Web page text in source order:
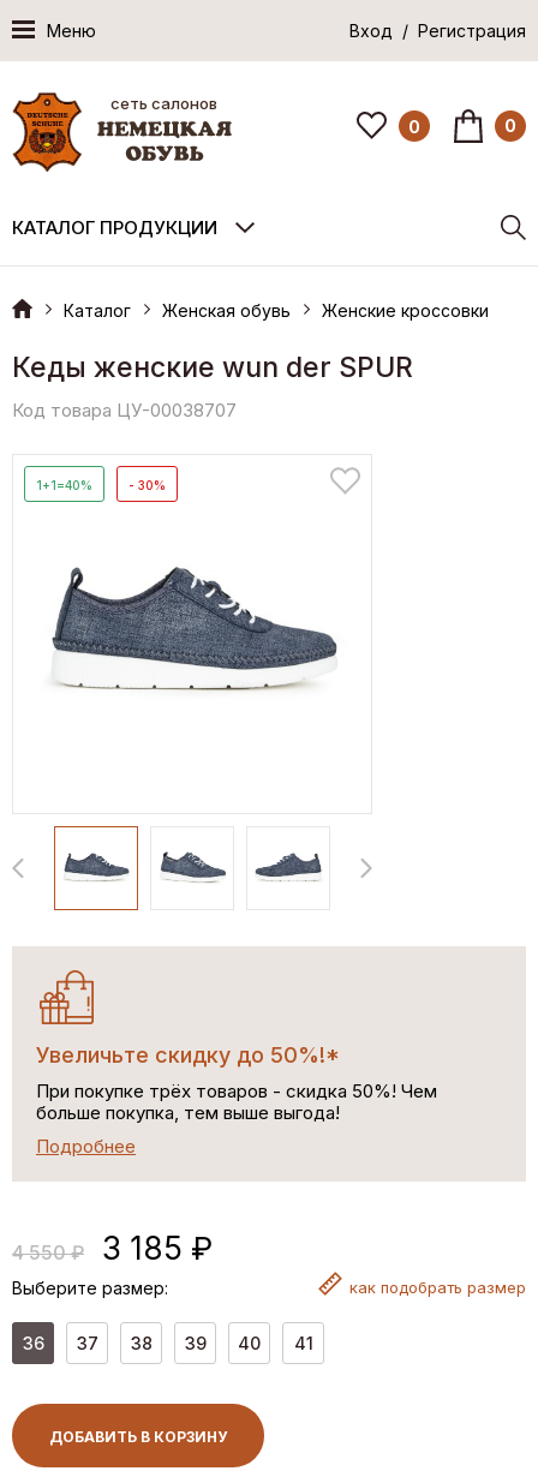
Меню Вход / Регистрация
сеть салонов
0 0
КАТАЛОГ ПРОДУКЦИИ
Каталог Женская обувь Женские кроссовки
Кеды женские wun der SPUR
Код товара ЦУ-00038707
1+1=40% - 30%
Увеличьте скидку до 50%!*
При покупке трёх товаров - скидка 50%! Чем
больше покупка, тем выше выгода!
Подробнее
4 550 ₽ 3 185 ₽
Выберите размер: как подобрать размер
36 37 38 39 40 41
ДОБАВИТЬ В КОРЗИНУ